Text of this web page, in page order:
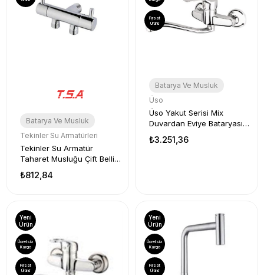
Batarya Ve Musluk
Tekinler Su Armatürleri
Tekinler Su Armatür
Taharet Musluğu Çift Belli
₺812,84
Batarya Ve Musluk
Üso
Üso Yakut Serisi Mix
Duvardan Eviye Bataryası
₺3.251,36
Fırsat
Ürünü
Yeni
Ürün
Ücretsiz
Kargo
Fırsat
Ürünü
Yeni
Ürün
Ücretsiz
Kargo
Fırsat
Ürünü